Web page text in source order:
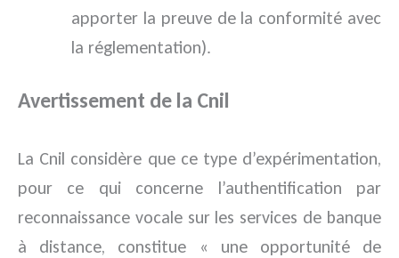
apporter la preuve de la conformité avec
la réglementation).
Avertissement de la Cnil
La Cnil considère que ce type d’expérimentation,
pour ce qui concerne l’authentification par
reconnaissance vocale sur les services de banque
à distance, constitue « une opportunité de